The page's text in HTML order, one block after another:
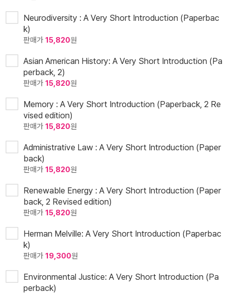
Neurodiversity : A Very Short Introduction (Paperbac
k)
판매가 15,820원
Asian American History: A Very Short Introduction (Pa
perback, 2)
판매가 15,820원
Memory : A Very Short Introduction (Paperback, 2 Re
vised edition)
판매가 15,820원
Administrative Law : A Very Short Introduction (Paper
back)
판매가 15,820원
Renewable Energy : A Very Short Introduction (Paper
back, 2 Revised edition)
판매가 15,820원
Herman Melville: A Very Short Introduction (Paperbac
k)
판매가 19,300원
Environmental Justice: A Very Short Introduction (Pa
perback)